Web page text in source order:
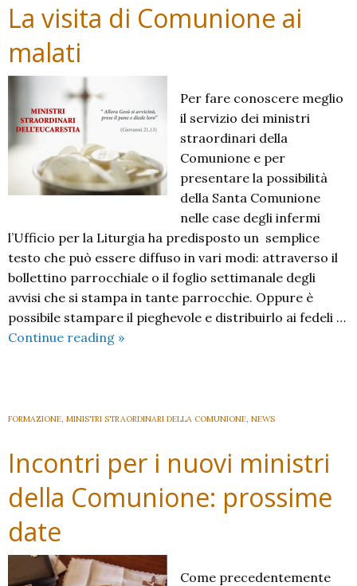
La visita di Comunione ai
malati
Per fare conoscere meglio
il servizio dei ministri
straordinari della
Comunione e per
presentare la possibilità
della Santa Comunione
nelle case degli infermi
l’Ufficio per la Liturgia ha predisposto un semplice
testo che può essere diffuso in vari modi: attraverso il
bollettino parrocchiale o il foglio settimanale degli
avvisi che si stampa in tante parrocchie. Oppure è
possibile stampare il pieghevole e distribuirlo ai fedeli …
Continue reading La
ai
»
FORMAZIONE, MINISTRI STRAORDINARI DELLA COMUNIONE, NEWS
Incontri per i nuovi ministri
della Comunione: prossime
date
Come precedentemente